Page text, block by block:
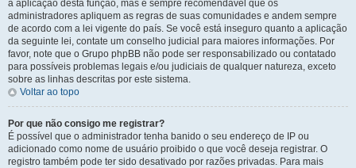
a aplicação desta função, mas é sempre recomendável que os
administradores apliquem as regras de suas comunidades e andem sempre
de acordo com a lei vigente do país. Se você está inseguro quanto a aplicação
da seguinte lei, contate um conselho judicial para maiores informações. Por
favor, note que o Grupo phpBB não pode ser responsabilizado ou contatado
para possíveis problemas legais e/ou judiciais de qualquer natureza, exceto
sobre as linhas descritas por este sistema.
Voltar ao topo
Por que não consigo me registrar?
É possível que o administrador tenha banido o seu endereço de IP ou
adicionado como nome de usuário proibido o que você deseja registrar. O
registro também pode ter sido desativado por razões privadas. Para mais